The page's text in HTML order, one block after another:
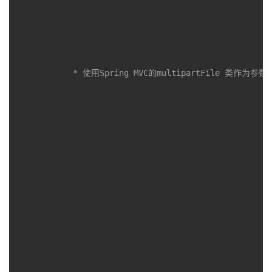
* 使用Spring MVC的multipartFile 类作为参数